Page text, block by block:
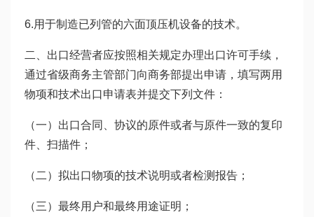
6.用于制造已列管的六面顶压机设备的技术。
二、出口经营者应按照相关规定办理出口许可手续，
通过省级商务主管部门向商务部提出申请，填写两用
物项和技术出口申请表并提交下列文件：
（一）出口合同、协议的原件或者与原件一致的复印
件、扫描件；
（二）拟出口物项的技术说明或者检测报告；
（三）最终用户和最终用途证明；